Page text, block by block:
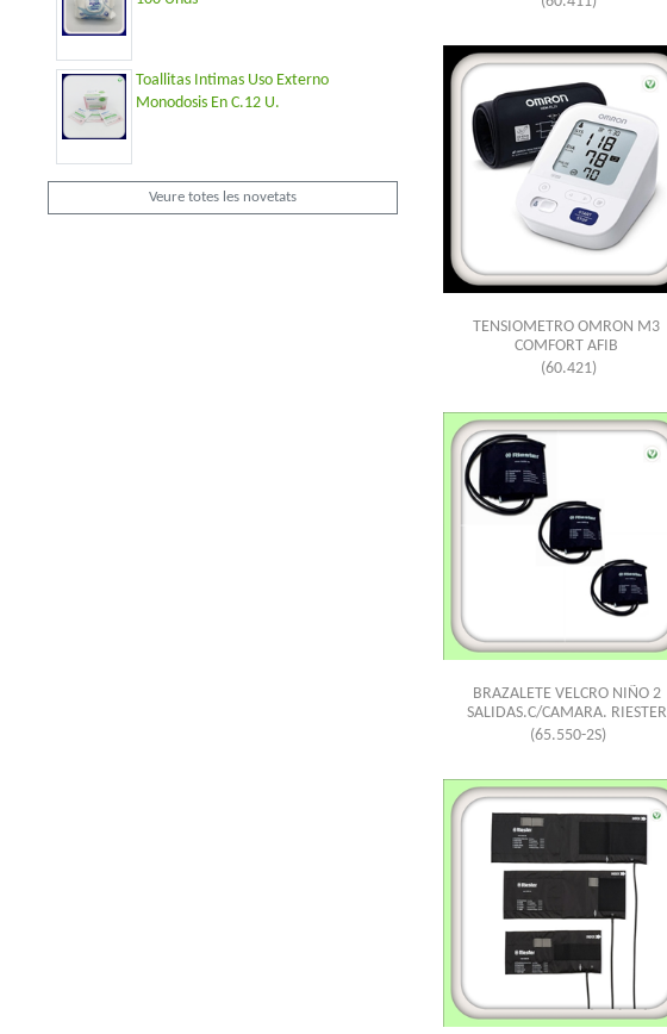
Toallitas Intimas Uso Externo
Monodosis En C.12 U.
Veure totes les novetats
TENSIOMETRO OMRON M3
COMFORT AFIB
(60.421)
BRAZALETE VELCRO NIÑO 2
SALIDAS.C/CAMARA. RIESTER
(65.550-2S)